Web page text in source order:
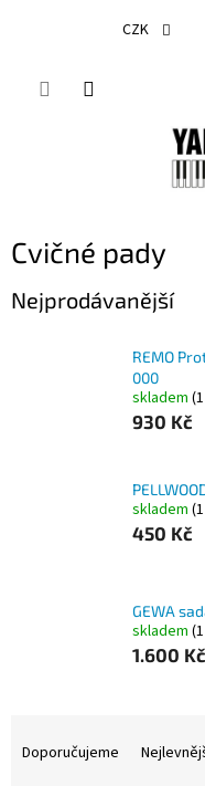
CZK
Cvičné pady
Nejprodávanější
REMO
000
skladem
930 Kč
skladem
450 Kč
GEWA
skladem
1.600 Kč
Doporučujeme